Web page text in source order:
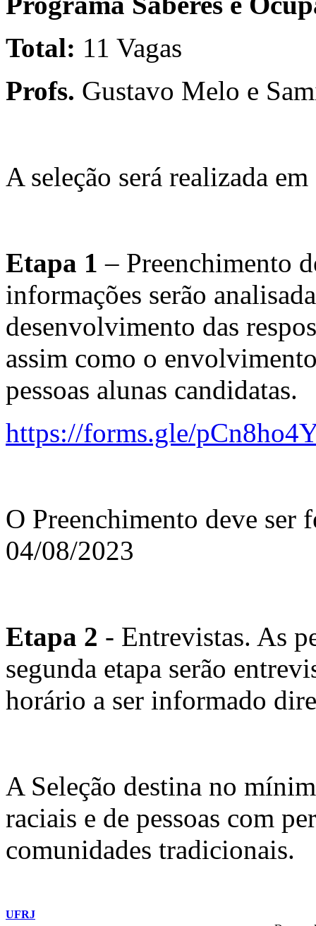
Total: 11 Vagas
Profs. Gustavo Melo e
A seleção será realizada
Etapa 1 – Preenchimento
informações serão
desenvolvimento das
assim como o
pessoas alunas candidatas.
https://forms.gle/
O Preenchimento deve ser
04/08/2023
Etapa 2 - Entrevistas. As
segunda etapa serão
horário a ser informado
A Seleção destina no
raciais e de pessoas com
comunidades tradicionais.
UFRJ